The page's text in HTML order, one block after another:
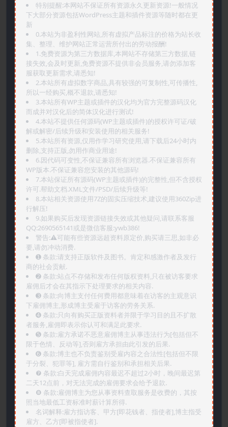
特别提醒:本网站不保证所有资源永久更新资源!一般情况
下大部分资源包括WordPress主题和插件资源等随时都在更
新
0.本站为非盈利性网站,所有虚拟产品标注的价格为站长收
集、整理、维护网站正常运营所付出的劳动报酬!
1.免费资源为第三方数据库,本网站不存储第三方数据,链
接失效,会及时更新,免费资源不提供非会员服务,请勿添加客
服获取更新需求,请悉知!
2.本站所有虚拟数字商品,具有较强的可复制性,可传播性,
所以一经购买,概不退款,请悉知!
3.本站所有WP主题或插件的汉化均为官方完整源码汉化
而成并对汉化后的简体汉化进行测试!
4.本站不提供任何源码(WP主题或插件)的授权许可证/破
解或解密/后续升级和安装使用的相关服务!
5.本站所有资源,仅用作学习研究使用,请下载后24小时内
删除,支持正版,勿用作商业用途!
6.因代码可变性,不保证兼容所有浏览器.不保证兼容所有
WP版本.不保证兼容您安装的其他源码!
7.本站保证所有源码(WP主题或插件)的完整性,但不含授权
许可.帮助文档.XML文件/PSD/后续升级等!
8.本站相关资源使用7Z的固实压缩技术,建议使用360Zip进
行解压!
9.如果购买后发现资源链接失效或其他疑问,请联系客服
QQ:2690565141或是微信客服:ywb386!
警告:⚠️可能有些资源远超资料原定价,购买请三思,如非必
要,请勿冲动消费.
➊️ 条款:请支持正版软件及图书。肯定和感激作者及发行
商的社会贡献.
➋️ 条款:站点不存储和发布任何版权资料,只在被访客要求
雇佣后才会在其指示下处理要求的相关内容.
➌️ 条款:向博主支付任何费用都意味着在访客的主观意识
下雇佣博主,形成博主受雇于访客的劳务关系.
➍️ 条款:只向有购买正版资料者并限于学习目的且不扩散
者服务,雇佣即表示你认可和满足此要求.
➎ 条款:雇方承诺不恶意雇佣博主从事违法行为[包括但不
限于色情、反动等],否则雇方承担由此引发的后果.
➏️ 条款:博主也不负责鉴别受雇内容之合法性[包括但不限
于分裂、犯罪等], 雇方需自行鉴别和承担相关后果.
❼ 条款:白天完成雇佣内容最迟不超过2小时，晚间最迟第
二天12点前，对无法完成的雇佣要求会给予退款.
❽ 条款:雇佣博主为您从事资料查取服务是收费的，其按
照当地最低工资标准时薪计算所得.
名词解释:雇方指访客、甲方[即花钱者、指使者],博主指受
雇方、乙方[即被指使者].